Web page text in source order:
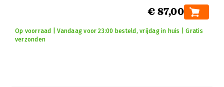
€ 87,00
Op voorraad | Vandaag voor 23:00 besteld, vrijdag in huis | Gratis
verzonden